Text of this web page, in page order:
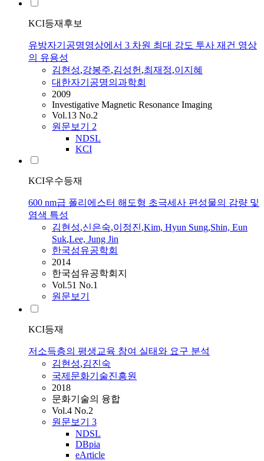
KCI등재후보
유방자기공명영상에서 3 차원 최대 강도 투사 재건 영상
의 유용성
김현성,강봉주,김성헌,최재정,이지혜
대한자기공명의과학회
2009
Investigative Magnetic Resonance Imaging
Vol.13 No.2
원문보기 2
NDSL
KCI
KCI우수등재
600 nm급 폴리에스터 해도형 초극세사 편성물의 감량 및
염색 특성
김현성,신은숙,이정진,Kim, Hyun Sung,Shin, Eun
Suk,Lee, Jung Jin
한국섬유공학회
2014
한국섬유공학회지
Vol.51 No.1
원문보기
KCI등재
저소득층의 평생교육 참여 실태와 요구 분석
김현성,김진숙
국제문화기술진흥원
2018
문화기술의 융합
Vol.4 No.2
원문보기 3
NDSL
DBpia
eArticle